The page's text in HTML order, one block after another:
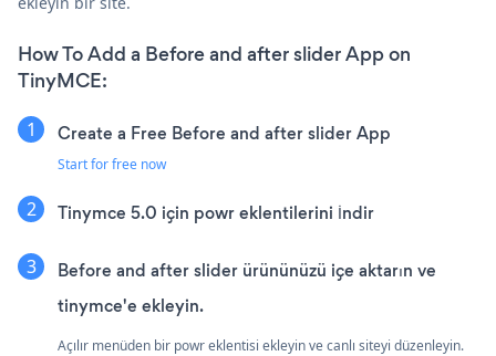
How To Add a Before and after slider App on
TinyMCE:
Create a Free Before and after slider App
Start for free now
Tinymce 5.0 için powr eklentilerini İndir
Before and after slider ürününüzü içe aktarın ve
tinymce'e ekleyin.
Açılır menüden bir powr eklentisi ekleyin ve canlı siteyi düzenleyin.